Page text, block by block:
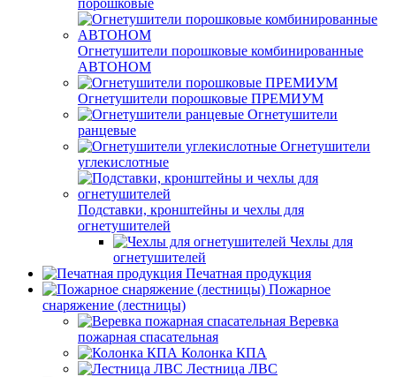
Огнетушители порошковые комбинированные
АВТОНОМ
Огнетушители порошковые ПРЕМИУМ
Огнетушители
ранцевые
Огнетушители
углекислотные
Подставки, кронштейны и чехлы для
огнетушителей
Чехлы для
огнетушителей
Печатная продукция
Пожарное
снаряжение (лестницы)
Веревка
пожарная спасательная
Колонка КПА
Лестница ЛВС